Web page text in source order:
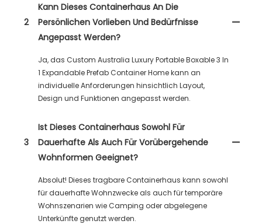
2
Kann Dieses Containerhaus An Die
Persönlichen Vorlieben Und Bedürfnisse
Angepasst Werden?
Ja, das Custom Australia Luxury Portable Boxable 3 In
1 Expandable Prefab Container Home kann an
individuelle Anforderungen hinsichtlich Layout,
Design und Funktionen angepasst werden.
3
Ist Dieses Containerhaus Sowohl Für
Dauerhafte Als Auch Für Vorübergehende
Wohnformen Geeignet?
Absolut! Dieses tragbare Containerhaus kann sowohl
für dauerhafte Wohnzwecke als auch für temporäre
Wohnszenarien wie Camping oder abgelegene
Unterkünfte genutzt werden.